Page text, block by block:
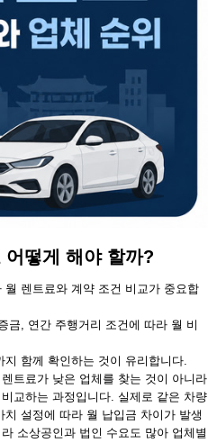
떻게 해야 할까?
렌트료와 계약 조건 비교가 중요합
금, 연간 주행거리 조건에 따라 월 비
함께 확인하는 것이 유리합니다.
트료가 낮은 업체를 찾는 것이 아니라
교하는 과정입니다. 실제로 같은 차량
설정에 따라 월 납입금 차이가 발생
소상공인과 법인 수요도 많아 업체별